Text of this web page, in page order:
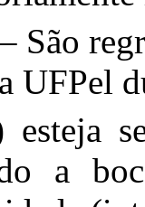
São
UFPel
esteja
a